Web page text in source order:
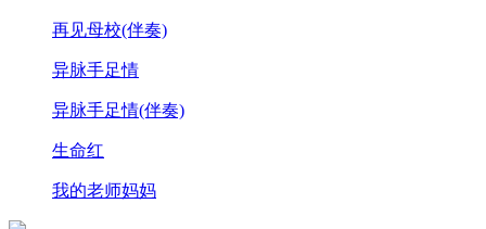
再见母校(伴奏)
异脉手足情
异脉手足情(伴奏)
生命红
我的老师妈妈